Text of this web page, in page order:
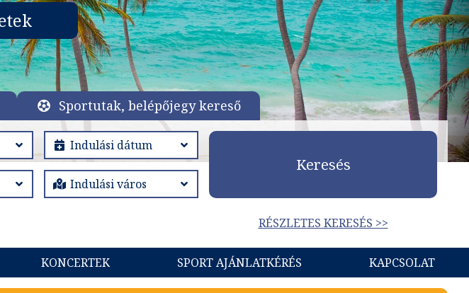
Sportutak, belépőjegy kereső
Keresés
RÉSZLETES KERESÉS >>
KONCERTEK SPORT AJÁNLATKÉRÉS KAPCSOLAT